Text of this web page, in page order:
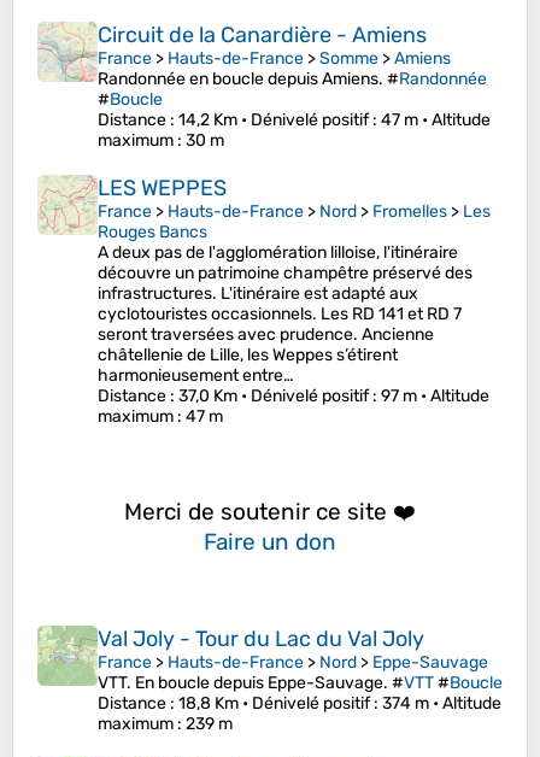
Circuit de la Canardière - Amiens
France > Hauts-de-France >Somme >Amiens
Randonnée en boucle depuis Amiens. #Randonnée
#Boucle
Distance : 14,2 Km • Dénivelé positif: 47 m •Altitude
maximum : 30 m
LES WEPPES
France > Hauts-de-France > Nord > Fromelles > Les
Rouges Bancs
A deux pas de l'agglomération lilloise, l'itinéraire
découvre un patrimoine champêtre préservé des
infrastructures. L'itinéraire est adapté aux
cyclotouristes occasionnels. Les RD 141 et RD 7
seront traversées avec prudence. Ancienne
châtellenie de Lille, les Weppes s’étirent
harmonieusement entre…
Distance : 37,0 Km • Dénivelé positif: 97 m •Altitude
maximum : 47 m
Merci de soutenir ce site ❤️
Faire un don
Val Joly - Tour du Lac du Val Joly
France > Hauts-de-France > Nord > Eppe-Sauvage
VTT. En boucle depuis Eppe-Sauvage. #VTT#Boucle
Distance : 18,8 Km • Dénivelé positif: 374 m •Altitude
maximum : 239 m